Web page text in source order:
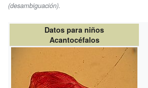
(desambiguación).
Datos para niños
Acantocéfalos